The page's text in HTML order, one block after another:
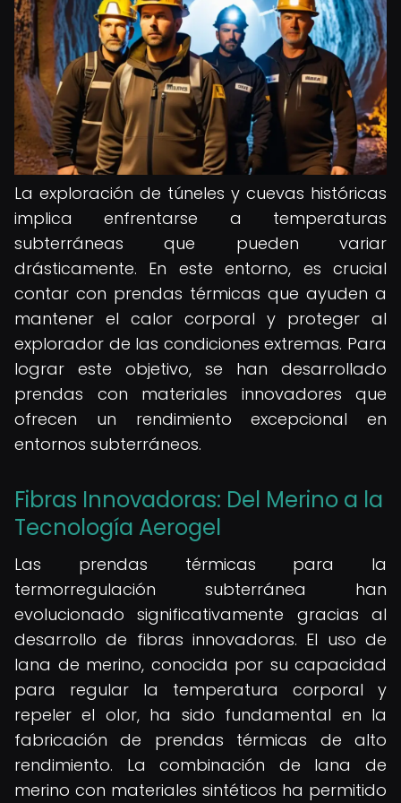
La exploración de túneles y cuevas históricas
implica enfrentarse a temperaturas
subterráneas que pueden variar
drásticamente. En este entorno, es crucial
contar con prendas térmicas que ayuden a
mantener el calor corporal y proteger al
explorador de las condiciones extremas. Para
lograr este objetivo, se han desarrollado
prendas con materiales innovadores que
ofrecen un rendimiento excepcional en
entornos subterráneos.
Fibras Innovadoras: Del Merino a la
Tecnología Aerogel
Las prendas térmicas para la
termorregulación subterránea han
evolucionado significativamente gracias al
desarrollo de fibras innovadoras. El uso de
lana de merino, conocida por su capacidad
para regular la temperatura corporal y
repeler el olor, ha sido fundamental en la
fabricación de prendas térmicas de alto
rendimiento. La combinación de lana de
merino con materiales sintéticos ha permitido